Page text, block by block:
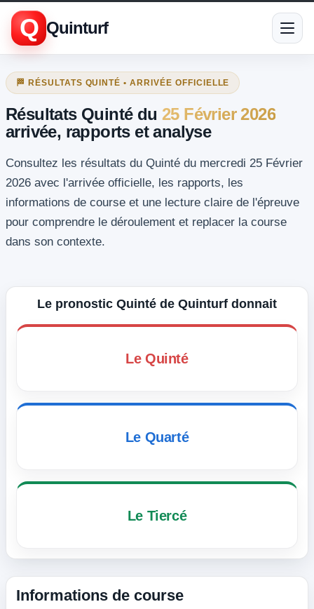
Q Quinturf
🏁 RÉSULTATS QUINTÉ • ARRIVÉE OFFICIELLE
Résultats Quinté du 25 Février 2026
arrivée, rapports et analyse
Consultez les résultats du Quinté du mercredi 25 Février
2026 avec l'arrivée officielle, les rapports, les
informations de course et une lecture claire de l'épreuve
pour comprendre le déroulement et replacer la course
dans son contexte.
Le pronostic Quinté de Quinturf donnait
Le Quinté
Le Quarté
Le Tiercé
Informations de course